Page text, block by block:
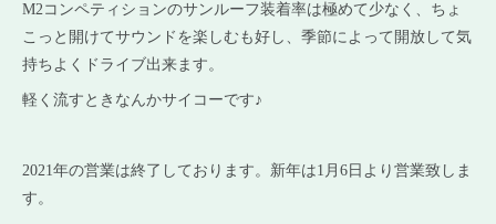
M2コンペティションのサンルーフ装着率は極めて少なく、ちょ
こっと開けてサウンドを楽しむも好し、季節によって開放して気
持ちよくドライブ出来ます。
軽く流すときなんかサイコーです♪
2021年の営業は終了しております。新年は1月6日より営業致しま
す。